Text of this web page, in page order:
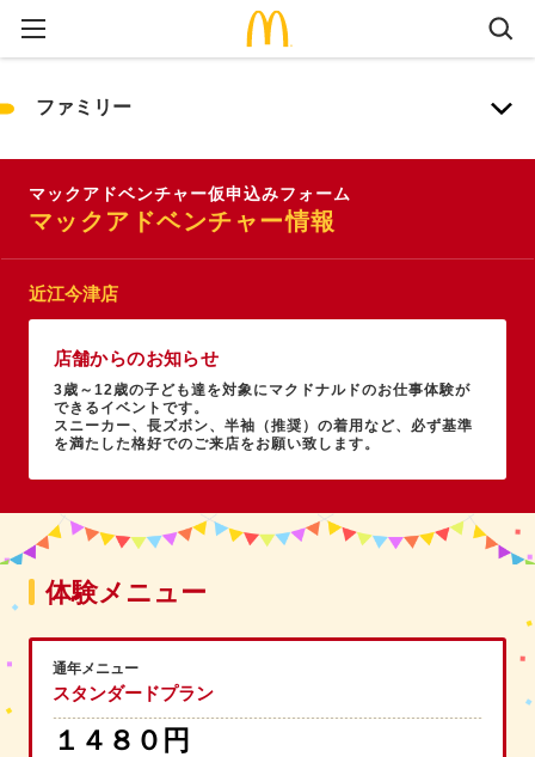
ファミリー
マックアドベンチャー仮申込みフォーム
マックアドベンチャー情報
近江今津店
店舗からのお知らせ
3歳～12歳の子ども達を対象にマクドナルドのお仕事体験が
できるイベントです。
スニーカー、長ズボン、半袖（推奨）の着用など、必ず基準
を満たした格好でのご来店をお願い致します。
体験メニュー
通年メニュー
スタンダードプラン
１４８０円